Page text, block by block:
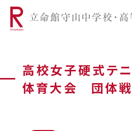
高校女子硬式テ
体育大会 団体戦